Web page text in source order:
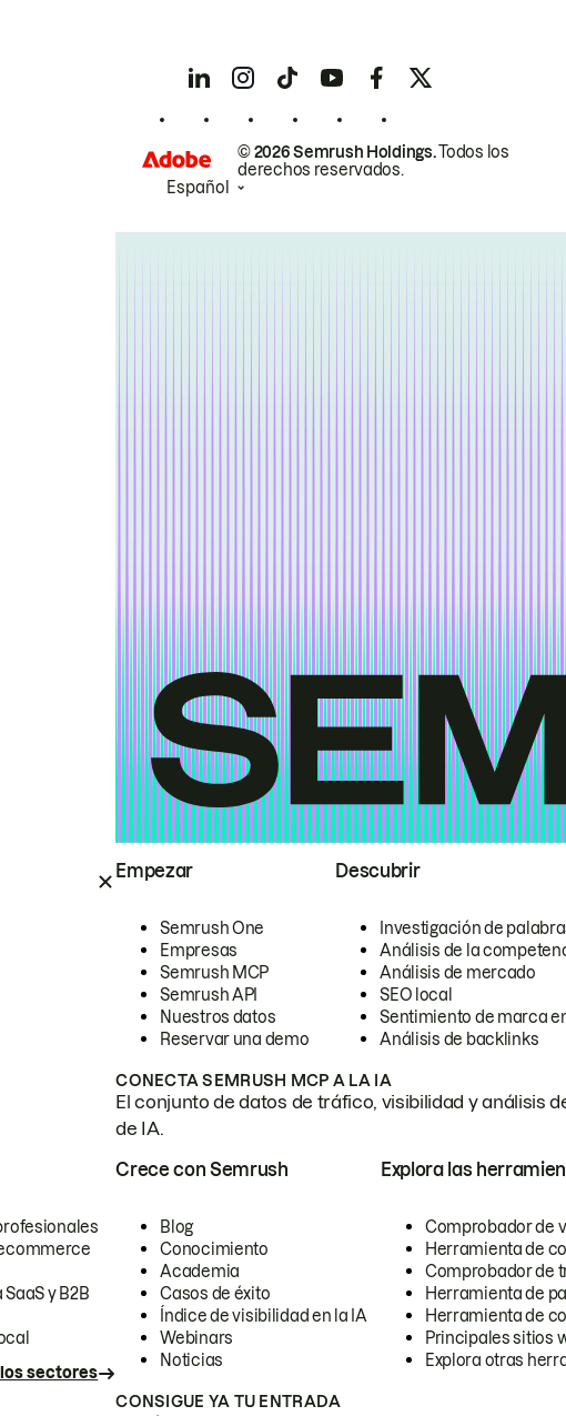
Empezar
Semrush One
Empresas
Semrush MCP
Semrush API
Nuestros datos
Reservar una demo
Descubrir
Investigación de
Análisis de la
Análisis de mercado
SEO local
Sentimiento de marca
Análisis de backlinks
CONECTA SEMRUSH MCP A LA IA
El conjunto de datos de tráfico, visibilidad y análisis
de IA.
y B2B
sectores
Crece con Semrush
Blog
Conocimiento
Academia
Casos de éxito
Índice de visibilidad en la IA
Webinars
Noticias
Explora las
Comprobador de
Herramienta de
Comprobador de
Herramienta de
Herramienta de
Principales sitios
Explora otras
CONSIGUE YA TU ENTRADA
© 2026 Semrush Holdings.Todos los
derechos reservados.
Español